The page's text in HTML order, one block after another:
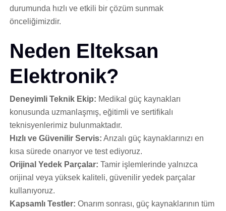
durumunda hızlı ve etkili bir çözüm sunmak
önceliğimizdir.
Neden Elteksan
Elektronik?
Deneyimli Teknik Ekip: Medikal güç kaynakları
konusunda uzmanlaşmış, eğitimli ve sertifikalı
teknisyenlerimiz bulunmaktadır.
Hızlı ve Güvenilir Servis: Arızalı güç kaynaklarınızı en
kısa sürede onarıyor ve test ediyoruz.
Orijinal Yedek Parçalar: Tamir işlemlerinde yalnızca
orijinal veya yüksek kaliteli, güvenilir yedek parçalar
kullanıyoruz.
Kapsamlı Testler: Onarım sonrası, güç kaynaklarının tüm